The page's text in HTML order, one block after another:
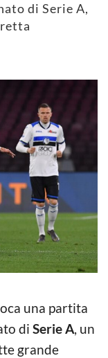
di Serie A,
una partita
di Serie A, un
grande